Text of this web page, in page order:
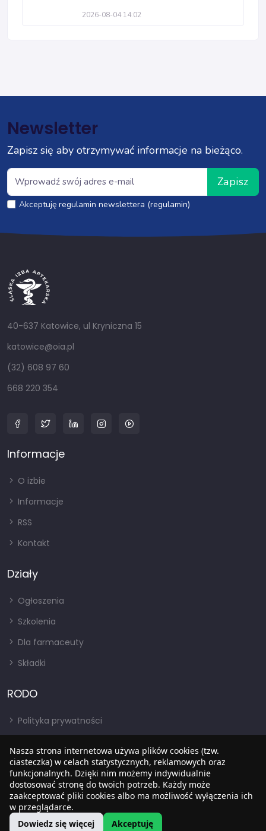
2026-08-04 14:02
Newsletter
Zapisz się aby otrzymywać informacje na bieżąco.
Zapisz
Akceptuję regulamin newslettera (regulamin)
40-637 Katowice, ul Kryniczna 15
katowice@oia.pl
(32) 608 97 60
668 220 354
Informacje
O izbie
Informacje
RSS
Kontakt
Działy
Ogłoszenia
Szkolenia
Dla farmaceuty
Składki
RODO
Polityka prywatności
RODO
BIP
Copyright © 2022 SIA. Wszystkie prawa zastrzezone.
Nasza strona internetowa używa plików cookies (tzw.
ciasteczka) w celach statystycznych, reklamowych oraz
funkcjonalnych. Dzięki nim możemy indywidualnie
dostosować stronę do twoich potrzeb. Każdy może
zaakceptować pliki cookies albo ma możliwość wyłączenia ich
w przeglądarce.
Dowiedz się więcej
Akceptuję